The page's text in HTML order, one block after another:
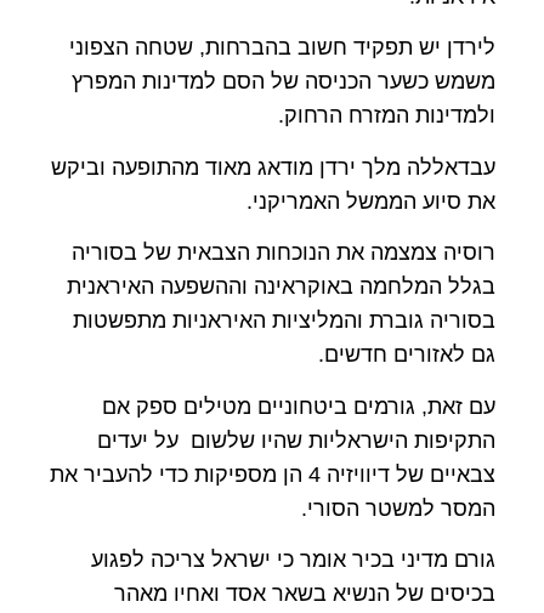
לירדן יש תפקיד חשוב בהברחות, שטחה הצפוני
משמש כשער הכניסה של הסם למדינות המפרץ
ולמדינות המזרח הרחוק.
עבדאללה מלך ירדן מודאג מאוד מהתופעה וביקש
את סיוע הממשל האמריקני.
רוסיה צמצמה את הנוכחות הצבאית של בסוריה
בגלל המלחמה באוקראינה וההשפעה האיראנית
בסוריה גוברת והמליציות האיראניות מתפשטות
גם לאזורים חדשים.
עם זאת, גורמים ביטחוניים מטילים ספק אם
התקיפות הישראליות שהיו שלשום על יעדים
צבאיים של דיוויזיה 4 הן מספיקות כדי להעביר את
המסר למשטר הסורי.
גורם מדיני בכיר אומר כי ישראל צריכה לפגוע
בכיסים של הנשיא בשאר אסד ואחיו מאהר